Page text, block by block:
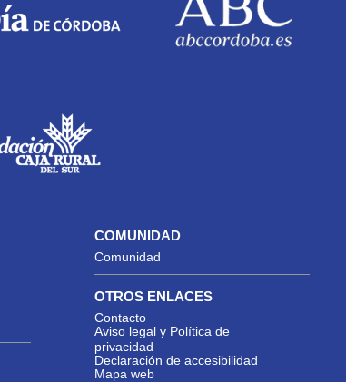
COMUNIDAD
Comunidad
OTROS ENLACES
Contacto
Aviso legal y Política de
privacidad
Declaración de accesibilidad
Mapa web